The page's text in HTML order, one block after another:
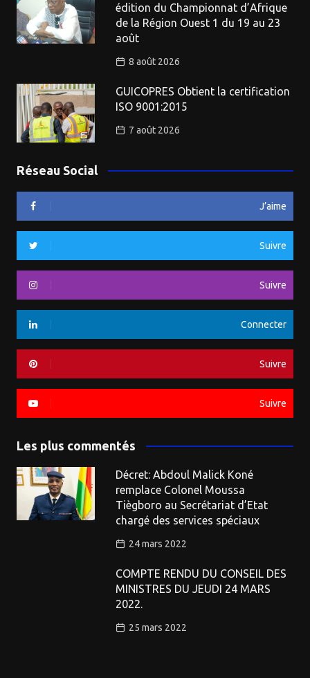
édition du Championnat d’Afrique
de la Région Ouest 1 du 19 au 23
août
8 août 2026
GUICOPRES Obtient la certification
ISO 9001:2015
7 août 2026
Réseau Social
J’aime
Suivre
Suivre
Connecter
Suivre
Suivre
Les plus commentés
Décret: Abdoul Malick Koné
remplace Colonel Moussa
Tiègboro au Secrétariat d’Etat
chargé des services spéciaux
24 mars 2022
COMPTE RENDU DU CONSEIL DES
MINISTRES DU JEUDI 24 MARS
2022.
25 mars 2022